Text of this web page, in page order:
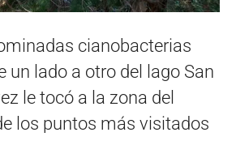
cianobacterias
un lado a otro del lago San
le tocó a la zona del
los puntos más visitados